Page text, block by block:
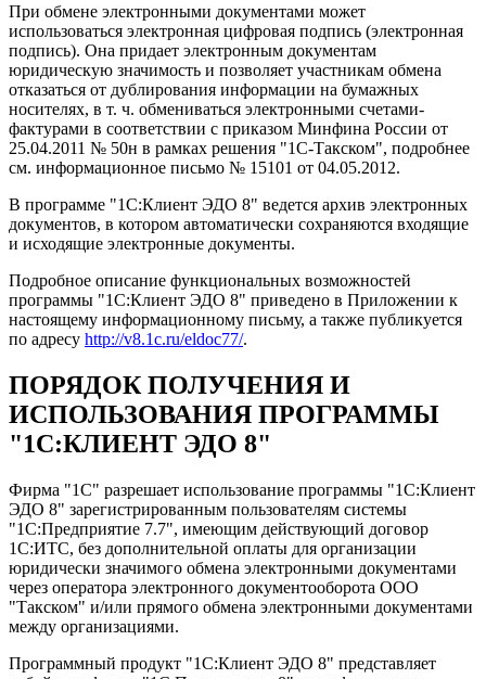
При обмене электронными документами может
использоваться электронная цифровая подпись (электронная
подпись). Она придает электронным документам
юридическую значимость и позволяет участникам обмена
отказаться от дублирования информации на бумажных
носителях, в т. ч. обмениваться электронными счетами-
фактурами в соответствии с приказом Минфина России от
25.04.2011 № 50н в рамках решения "1С-Такском", подробнее
см. информационное письмо № 15101 от 04.05.2012.
В программе "1С:Клиент ЭДО 8" ведется архив электронных
документов, в котором автоматически сохраняются входящие
и исходящие электронные документы.
Подробное описание функциональных возможностей
программы "1С:Клиент ЭДО 8" приведено в Приложении к
настоящему информационному письму, а также публикуется
по адресу http://v8.1c.ru/eldoc77/.
ПОРЯДОК ПОЛУЧЕНИЯ И
ИСПОЛЬЗОВАНИЯ ПРОГРАММЫ
"1С:КЛИЕНТ ЭДО 8"
Фирма "1С" разрешает использование программы "1С:Клиент
ЭДО 8" зарегистрированным пользователям системы
"1С:Предприятие 7.7", имеющим действующий договор
1С:ИТС, без дополнительной оплаты для организации
юридически значимого обмена электронными документами
через оператора электронного документооборота ООО
"Такском" и/или прямого обмена электронными документами
между организациями.
Программный продукт "1С:Клиент ЭДО 8" представляет